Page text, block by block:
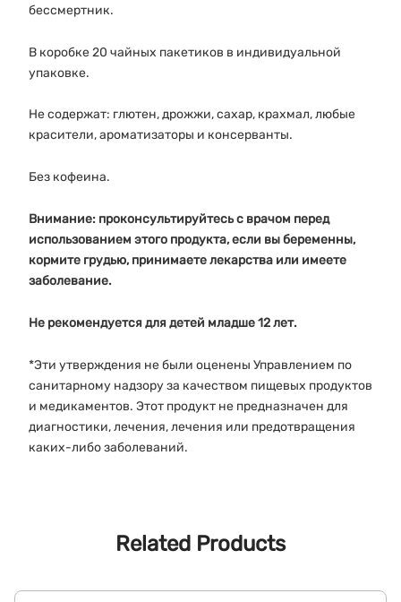
бессмертник.
В коробке 20 чайных пакетиков в индивидуальной
упаковке.
Не содержат: глютен, дрожжи, сахар, крахмал, любые
красители, ароматизаторы и консерванты.
Без кофеина.
Внимание: проконсультируйтесь с врачом перед
использованием этого продукта, если вы беременны,
кормите грудью, принимаете лекарства или имеете
заболевание.
Не рекомендуется для детей младше 12 лет.
*Эти утверждения не были оценены Управлением по
санитарному надзору за качеством пищевых продуктов
и медикаментов. Этот продукт не предназначен для
диагностики, лечения, лечения или предотвращения
каких-либо заболеваний.
Related Products